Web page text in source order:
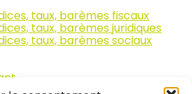
taux, barèmes fiscaux
taux, barèmes juridiques
taux, barèmes sociaux